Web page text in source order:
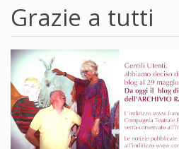
Grazie a tutti